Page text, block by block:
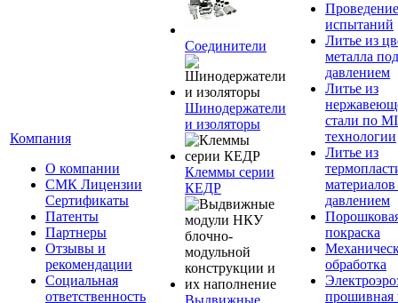
Компания
О компании
СМК Лицензии
Сертификаты
Патенты
Партнеры
Отзывы и
рекомендации
Социальная
ответственность
Соединители
Шинодержатели
и изоляторы
Клеммы серии
КЕДР
Выдвижные
Проведение
испытаний
Литье из
металла под
давлением
Литье из
стали по
технологии
Литье из
давлением
покраска
обработка
прошивная